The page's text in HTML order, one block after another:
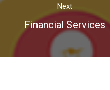
Next
Financial Service